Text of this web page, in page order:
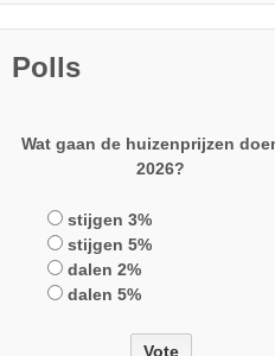
Polls
Wat gaan de huizenprijzen
2026?
stijgen 3%
stijgen 5%
dalen 2%
dalen 5%